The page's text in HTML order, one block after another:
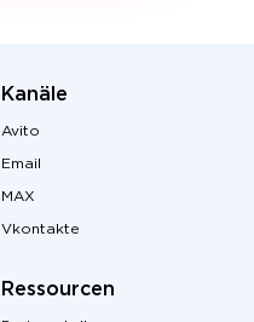
Kanäle
Avito
Email
MAX
Vkontakte
Ressourcen